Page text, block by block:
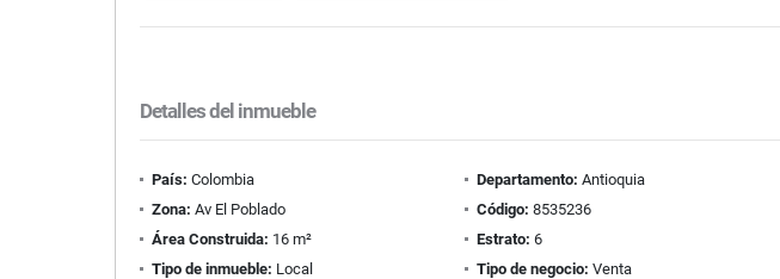
Detalles del inmueble
País: Colombia Departamento: Antioquia
Zona: Av El Poblado Código: 8535236
Área Construida: 16 m² Estrato: 6
Tipo de inmueble: Local Tipo de negocio: Venta